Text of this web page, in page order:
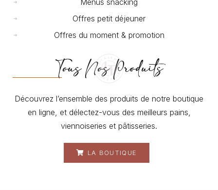
Offres petit déjeuner
Offres du moment & promotion
Tous Nos Produits
Découvrez l’ensemble des produits de notre boutique
en ligne, et délectez-vous des meilleurs pains,
viennoiseries et pâtisseries.
LA BOUTIQUE